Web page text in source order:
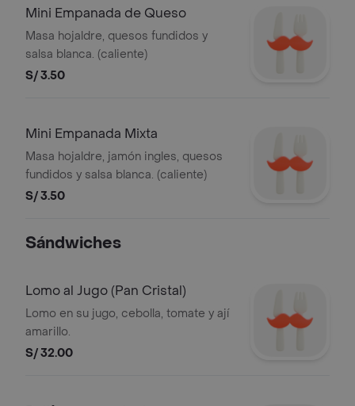
Mini Empanada de Queso
Masa hojaldre, quesos fundidos y
salsa blanca. (caliente)
S/ 3.50
Mini Empanada Mixta
Masa hojaldre, jamón ingles, quesos
fundidos y salsa blanca. (caliente)
S/ 3.50
Sándwiches
Lomo al Jugo (Pan Cristal)
Lomo en su jugo, cebolla, tomate y ají
amarillo.
S/ 32.00